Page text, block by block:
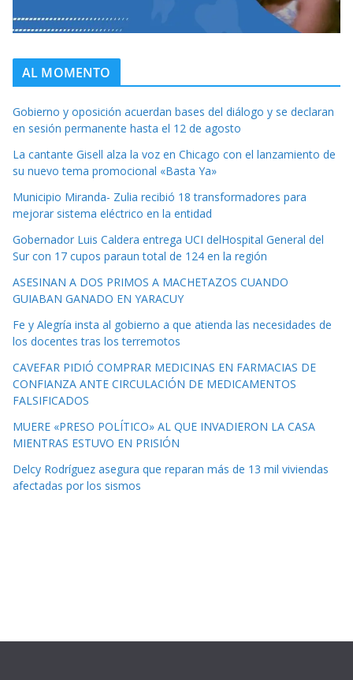
AL MOMENTO
Gobierno y oposición acuerdan bases del diálogo y se declaran
en sesión permanente hasta el 12 de agosto
La cantante Gisell alza la voz en Chicago con el lanzamiento de
su nuevo tema promocional «Basta Ya»
Municipio Miranda- Zulia recibió 18 transformadores para
mejorar sistema eléctrico en la entidad
Gobernador Luis Caldera entrega UCI delHospital General del
Sur con 17 cupos paraun total de 124 en la región
ASESINAN A DOS PRIMOS A MACHETAZOS CUANDO
GUIABAN GANADO EN YARACUY
Fe y Alegría insta al gobierno a que atienda las necesidades de
los docentes tras los terremotos
CAVEFAR PIDIÓ COMPRAR MEDICINAS EN FARMACIAS DE
CONFIANZA ANTE CIRCULACIÓN DE MEDICAMENTOS
FALSIFICADOS
MUERE «PRESO POLÍTICO» AL QUE INVADIERON LA CASA
MIENTRAS ESTUVO EN PRISIÓN
Delcy Rodríguez asegura que reparan más de 13 mil viviendas
afectadas por los sismos